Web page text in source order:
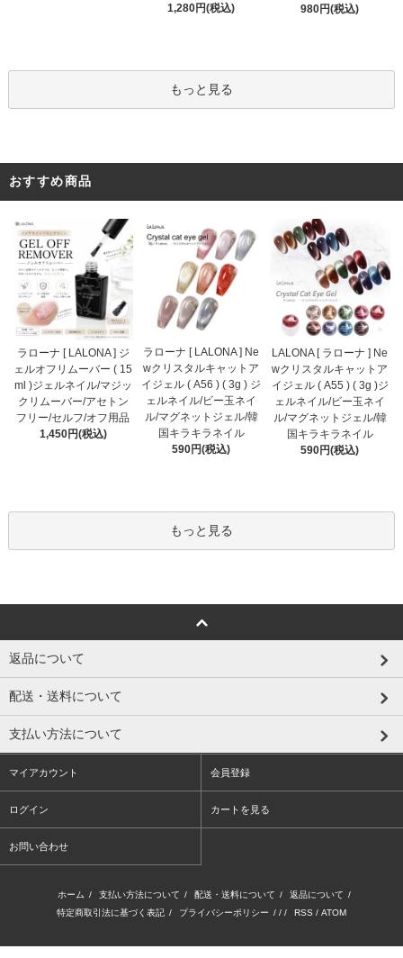
1,280円(税込)
980円(税込)
もっと見る
おすすめ商品
ラローナ [ LALONA ] ジ
ェルオフリムーバー ( 15
ml )ジェルネイル/マジッ
クリムーバー/アセトン
フリー/セルフ/オフ用品
1,450円(税込)
ラローナ [ LALONA ] Ne
wクリスタルキャットア
イジェル ( A56 ) ( 3g ) ジ
ェルネイル/ビー玉ネイ
ル/マグネットジェル/韓
国キラキラネイル
590円(税込)
LALONA [ ラローナ ] Ne
wクリスタルキャットア
イジェル ( A55 ) ( 3g )ジ
ェルネイル/ビー玉ネイ
ル/マグネットジェル/韓
国キラキラネイル
590円(税込)
もっと見る
返品について
配送・送料について
支払い方法について
マイアカウント 会員登録
ログイン カートを見る
お問い合わせ
ホーム / 支払い方法について / 配送・送料について / 返品について /
特定商取引法に基づく表記 / プライバシーポリシー / / / RSS / ATOM